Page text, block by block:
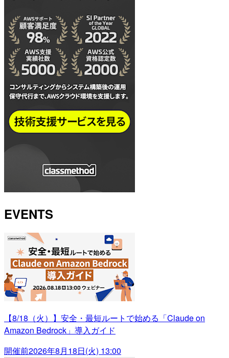
EVENTS
【8/18（火）】安全・最短ルートで始める「Claude on
Amazon Bedrock」導入ガイド
開催前2026年8月18日(火) 13:00